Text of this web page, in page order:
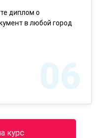
диплом о
в любой город
06
курс